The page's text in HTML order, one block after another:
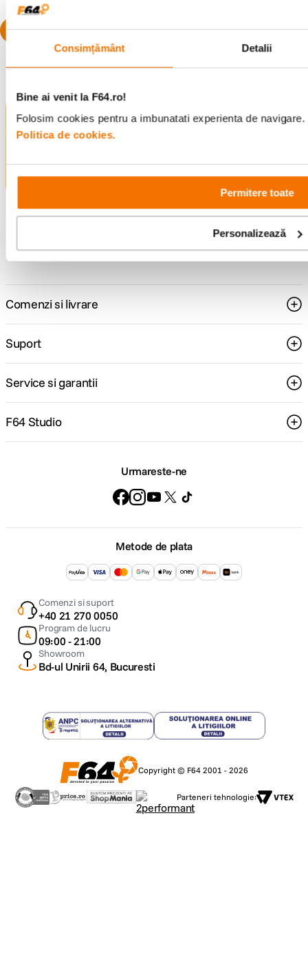
Consimțământ Detalii
Bine ai venit la F64.ro!
Folosim cookies pentru a imbunatati experienta de
Politica de cookies.
Permitere toate
Personalizează
Alatura-te comunitatii creatorilor
Descopera inspiratie, recomandari utile,
pentru tine.
Livrare gratuita
499lei
Comenzi si livrare
Suport
Service si garantii
F64 Studio
Urmareste-ne
Metode de plata
Comenzi si suport
+40 21 270 0050
Program de lucru
09:00 - 21:00
Showroom
Bd-ul Unirii 64, Bucuresti
Copyright © F64 2001 - 2026
Parteneri tehnologie: